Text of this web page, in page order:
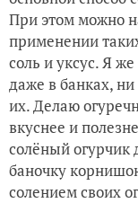
При этом можно
применении
соль и уксус. Я
даже в банках,
их. Делаю
вкуснее и
солёный огурчик
баночку
солением своих